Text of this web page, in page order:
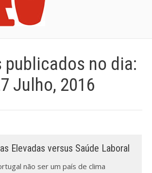
Home
Normas para os autores
Processo de submissão
no dia:
Julho, 2016
Elevadas versus Saúde Laboral
não ser um país de clima